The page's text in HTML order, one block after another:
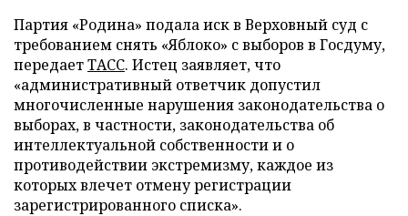
Партия «Родина» подала иск в Верховный суд с
требованием снять «Яблоко» с выборов в Госдуму,
передаетТАСС. Истец заявляет, что
«административный ответчик допустил
многочисленные нарушения законодательства о
выборах, в частности, законодательства об
интеллектуальной собственности и о
противодействии экстремизму, каждое из
которых влечет отмену регистрации
зарегистрированного списка».